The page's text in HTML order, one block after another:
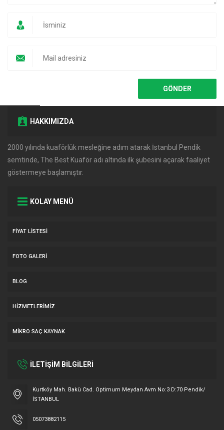
HAKKIMIZDA
2000 yılında kuaförlük mesleğine adım atarak İstanbul Pendik
semtinde, The Best Kuaför adı altında ilk şubesini açarak faaliyet
göstermeye başlamıştır.
KOLAY MENÜ
FIYAT LISTESI
FOTO GALERI
BLOG
HIZMETLERIMIZ
MIKRO SAÇ KAYNAK
İLETİŞİM BİLGİLERİ
Kurtköy Mah. Bakü Cad. Optimum Meydan Avm No:3 D:70 Pendik/
İSTANBUL
05073882115